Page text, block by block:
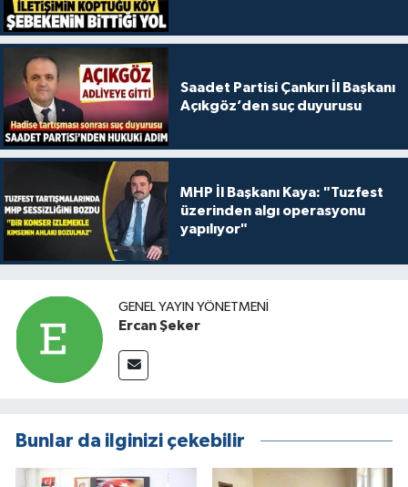
Saadet Partisi Çankırı İl Başkanı
Açıkgöz’den suç duyurusu
MHP İl Başkanı Kaya: "Tuzfest
üzerinden algı operasyonu
yapılıyor"
GENEL YAYIN YÖNETMENI
Ercan Şeker
Bunlar da ilginizi çekebilir